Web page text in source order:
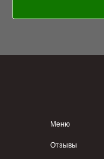
Меню
Отзывы